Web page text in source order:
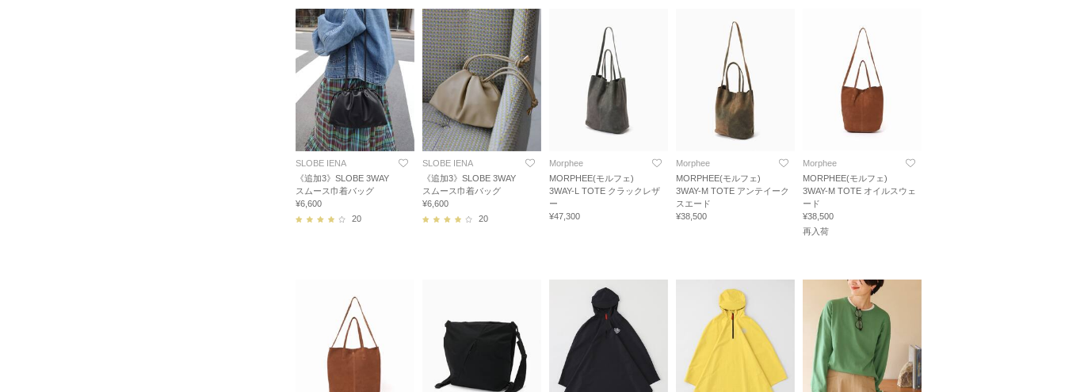
SLOBE IENA
《追加3》SLOBE 3WAY
スムース巾着バッグ
¥6,600
20
SLOBE IENA
《追加3》SLOBE 3WAY
スムース巾着バッグ
¥6,600
20
Morphee
MORPHEE(モルフェ)
3WAY-L TOTE クラックレザ
ー
¥47,300
Morphee
MORPHEE(モルフェ)
3WAY-M TOTE アンテイーク
スエード
¥38,500
Morphee
MORPHEE(モルフェ)
3WAY-M TOTE オイルスウェ
ード
¥38,500
再入荷